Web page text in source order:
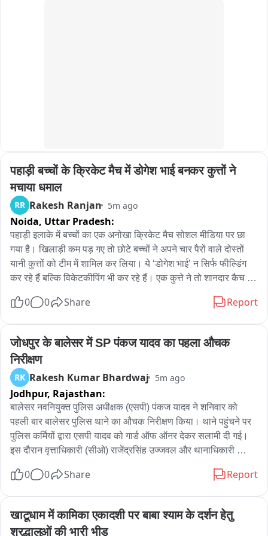
पहाड़ी बच्चों के क्रिकेट मैच में डोगेश भाई बनकर कुत्तों ने
मचाया धमाल
RR Rakesh Ranjan 5m ago
Noida, Uttar Pradesh:
पहाड़ी इलाके में बच्चों का एक अनोखा क्रिकेट मैच सोशल मीडिया पर छा
गया है। खिलाड़ी कम पड़ गए तो छोटे बच्चों ने अपने चार पैरों वाले दोस्तों
यानी कुत्तों को टीम में शामिल कर लिया। ये ‘डोगेश भाई’ न सिर्फ फील्डिंग
कर रहे हैं बल्कि विकेटकीपिंग भी कर रहे हैं। एक कुत्ते ने तो शानदार कैच भी
'डॉगेश' भाई बने फील्डर। विकेटकीपिंग करते भी दिखे 'डॉगेश' भाई।
0 0 Share Report
जोधपुर के बालेसर में SP पंकज यादव का पहला औचक
निरीक्षण
RK Rakesh Kumar Bhardwaj 5m ago
Jodhpur, Rajasthan:
बालेसर नवनियुक्त पुलिस अधीक्षक (एसपी) पंकज यादव ने शनिवार को
पहली बार बालेसर पुलिस थाने का औचक निरीक्षण किया। थाने पहुंचने पर
पुलिस कर्मियों द्वारा एसपी यादव को गार्ड ऑफ ऑनर देकर सलामी दी गई।
इस दौरान वृत्ताधिकारी (सीओ) राजेंद्रसिंह उज्जवल और थानाधिकारी
दौरान एसपी पंकज यादव ने थाने के सभी पुलिस कर्मियों से संवाद किया।
ईमानदारी और मुस्तैदी से निभाएं। इसके बाद एसपी यादव ने थाने के स्वागत
कक्ष, मालखाने, हवालात, बैरिक, पेंडेंसी रजिस्टरों और रोजनामा का बारीकी
0 0 Share Report
खाटूधाम में कामिका एकादशी पर बाबा श्याम के दर्शन हेतु
श्रद्धालुओं की भारी भीड़